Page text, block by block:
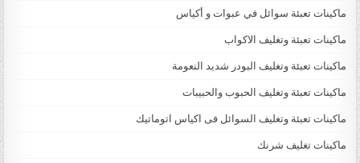
ماكينات تعبئة سوائل في عبوات و أكياس
ماكينات تعبئة وتغليف الاكواب
ماكينات تعبئة وتغليف البودر شديد النعومة
ماكينات تعبئة وتغليف الحبوب والحبيبات
ماكينات تعبئة وتغليف السوائل فى اكياس اتوماتيك
ماكينات تغليف شرنك